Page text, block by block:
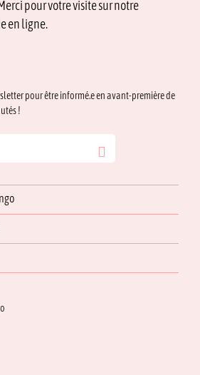
pour votre visite sur notre
en ligne.
pour être informé.e en avant-première de
!